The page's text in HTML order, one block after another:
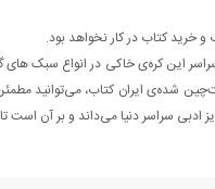
و خرید کتاب در کار نخواهد بود.
این کره‌ی خاکی در انواع سبک های
شده‌ی ایران کتاب، می‌توانید
ادبی سراسر دنیا می‌داند و بر آن است